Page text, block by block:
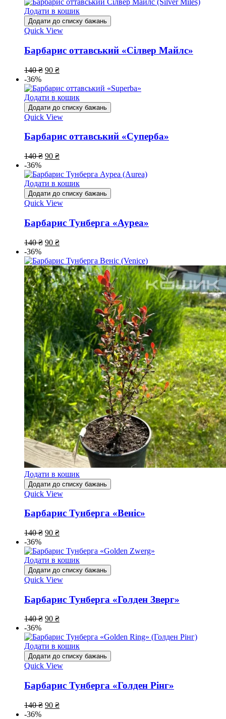
Додати в кошик
Додати до списку бажань
Quick View
Барбарис оттавський «Сілвер Майлс»
140₴ 90 ₴
-36%
Додати в кошик
Додати до списку бажань
Quick View
Барбарис оттавський «Суперба»
140₴ 90 ₴
-36%
Додати в кошик
Додати до списку бажань
Quick View
Барбарис Тунберга «Ауреа»
140₴ 90 ₴
-36%
Додати в кошик
Додати до списку бажань
Quick View
Барбарис Тунберга «Веніс»
140₴ 90 ₴
-36%
Додати в кошик
Додати до списку бажань
Quick View
Барбарис Тунберга «Голден Зверг»
140₴ 90 ₴
-36%
Додати в кошик
Додати до списку бажань
Quick View
Барбарис Тунберга «Голден Рінг»
140₴ 90 ₴
-36%